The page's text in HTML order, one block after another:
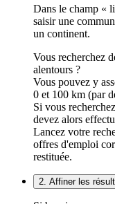
Dans le champ «
saisir une
un continent.
Vous recherchez
alentours ?
Vous pouvez y
0 et 100 km (par
Si vous
devez alors
Lancez votre
offres d'emploi
restituée.
2. Affiner les